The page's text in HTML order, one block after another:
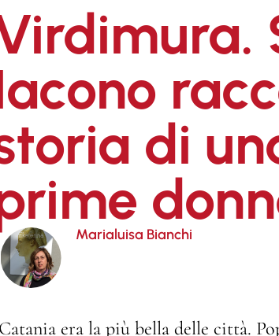
di
Marialuisa Bianchi
era la più bella delle città.